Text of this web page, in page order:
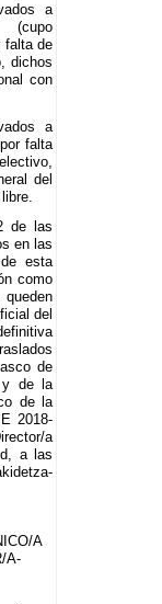
a
(cupo
falta de
dichos
con
a
falta
del
de las
en las
esta
como
del
de
y de la
de la
2018-
a
a las
A
A-